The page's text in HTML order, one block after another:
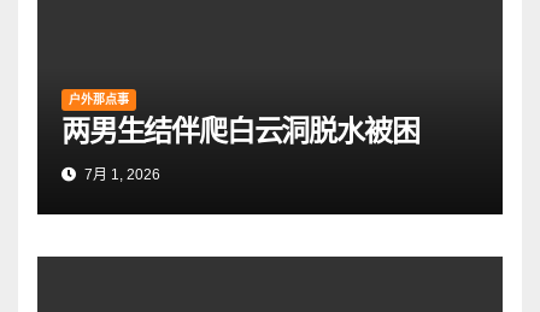
户外那点事
两男生结伴爬白云洞脱水被困
7月 1, 2026